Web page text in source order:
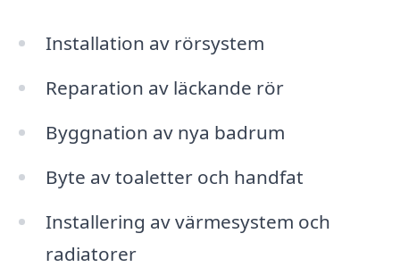
Installation av rörsystem
Reparation av läckande rör
Byggnation av nya badrum
Byte av toaletter och handfat
Installering av värmesystem och
radiatorer